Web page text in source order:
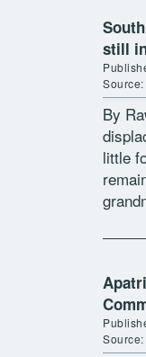
still
By
little